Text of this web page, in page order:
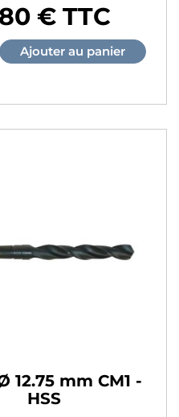
€ TTC
Ajouter au panier
12.75 mm CM1 -
HSS